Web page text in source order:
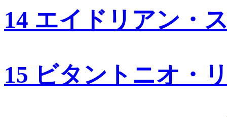
14 エイドリアン・
15 ビタントニオ・